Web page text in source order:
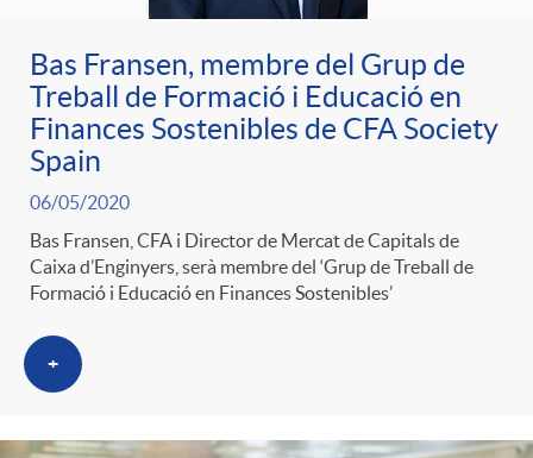
Bas Fransen, membre del Grup de
Treball de Formació i Educació en
Finances Sostenibles de CFA Society
Spain
06/05/2020
Bas Fransen, CFA i Director de Mercat de Capitals de
Caixa d’Enginyers, serà membre del ‘Grup de Treball de
Formació i Educació en Finances Sostenibles’
+